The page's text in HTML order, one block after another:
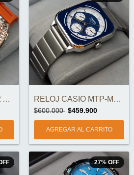
RELOJ KOSMO K912 AUTOMÁTICO ORIGINAL RELOJ CASIO MTP-M307D-2BVDF ORIGINAL
$600.000 $459.900
27% OFF